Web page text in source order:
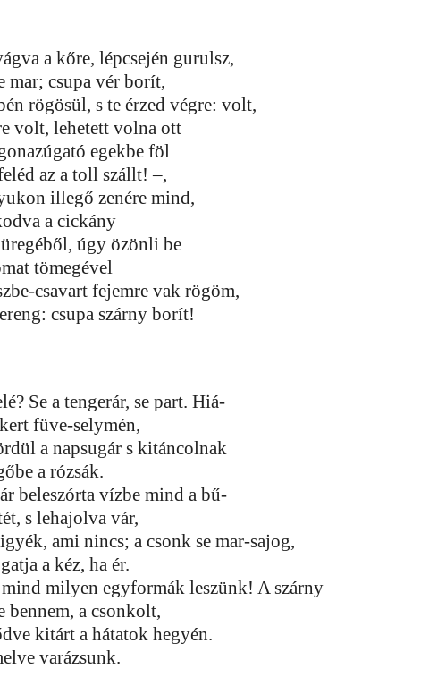
a kőre, lépcsején gurulsz,
mar; csupa vér borít,
rögösül, s te érzed végre: volt,
volt, lehetett volna ott
egekbe föl
az a toll szállt! –,
illegő zenére mind,
a cickány
úgy özönli be
tömegével
csavart fejemre vak rögöm,
csupa szárny borít!
Se a tengerár, se part. Hiá-
füve-selymén,
a napsugár s kitáncolnak
a rózsák.
beleszórta vízbe mind a bű-
s lehajolva vár,
ami nincs; a csonk se mar-sajog,
a kéz, ha ér.
milyen egyformák leszünk! A szárny
bennem, a csonkolt,
kitárt a hátatok hegyén.
varázsunk.